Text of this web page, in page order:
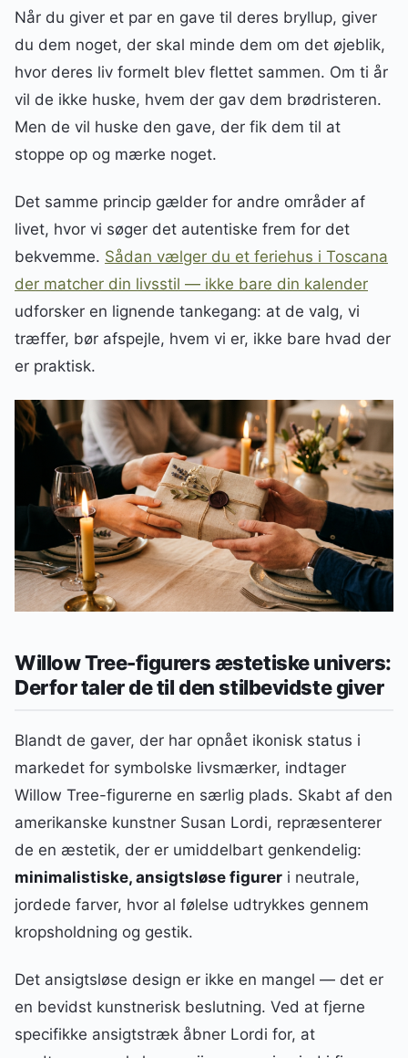
Når du giver et par en gave til deres bryllup, giver
du dem noget, der skal minde dem om det øjeblik,
hvor deres liv formelt blev flettet sammen. Om ti år
vil de ikke huske, hvem der gav dem brødristeren.
Men de vil huske den gave, der fik dem til at
stoppe op og mærke noget.
Det samme princip gælder for andre områder af
livet, hvor vi søger det autentiske frem for det
bekvemme. Sådan vælger du et feriehus i Toscana
der matcher din livsstil — ikke bare din kalender
udforsker en lignende tankegang: at de valg, vi
træffer, bør afspejle, hvem vi er, ikke bare hvad der
er praktisk.
Willow Tree-figurers æstetiske univers:
Derfor taler de til den stilbevidste giver
Blandt de gaver, der har opnået ikonisk status i
markedet for symbolske livsmærker, indtager
Willow Tree-figurerne en særlig plads. Skabt af den
amerikanske kunstner Susan Lordi, repræsenterer
de en æstetik, der er umiddelbart genkendelig:
minimalistiske, ansigtsløse figurer i neutrale,
jordede farver, hvor al følelse udtrykkes gennem
kropsholdning og gestik.
Det ansigtsløse design er ikke en mangel — det er
en bevidst kunstnerisk beslutning. Ved at fjerne
specifikke ansigtstræk åbner Lordi for, at